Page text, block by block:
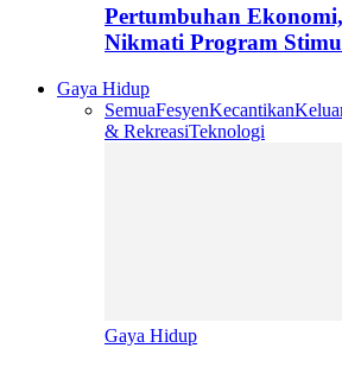
Pertumbuhan
Nikmati Program
Gaya Hidup
SemuaFesyenKecantikan
& RekreasiTeknologi
Gaya Hidup